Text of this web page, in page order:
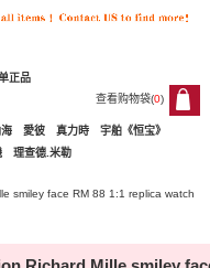
正品
查看购物袋(0)
0
愛彼 真力時
宇舶《恒宝》
理查德.米勒
smiley face RM 88 1:1 replica watch